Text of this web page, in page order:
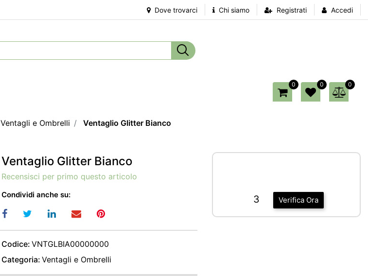
Dove trovarci Chi siamo Registrati Accedi
0 0 0
Ventagli e Ombrelli Ventaglio Glitter Bianco
Ventaglio Glitter Bianco
Recensisci per primo questo articolo
Condividi anche su:
Codice: VNTGLBIA00000000
Categoria: Ventagli e Ombrelli
Verifica Ora
3